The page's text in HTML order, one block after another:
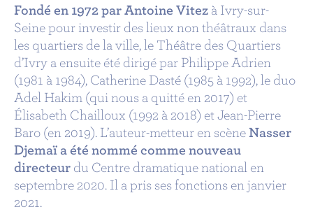
Fondé en 1972 par Antoine Vitez à Ivry-sur-
Seine pour investir des lieux non théâtraux dans
les quartiers de la ville, le Théâtre des Quartiers
d’Ivry a ensuite été dirigé par Philippe Adrien
(1981 à 1984), Catherine Dasté (1985 à 1992), le duo
Adel Hakim (qui nous a quitté en 2017) et
Élisabeth Chailloux (1992 à 2018) et Jean-Pierre
Baro (en 2019). L’auteur-metteur en scène Nasser
Djemaï a été nommé comme nouveau
directeur du Centre dramatique national en
septembre 2020. Il a pris ses fonctions en janvier
2021.